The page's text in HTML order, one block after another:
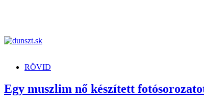
RÖVID
Egy muszlim nő készített